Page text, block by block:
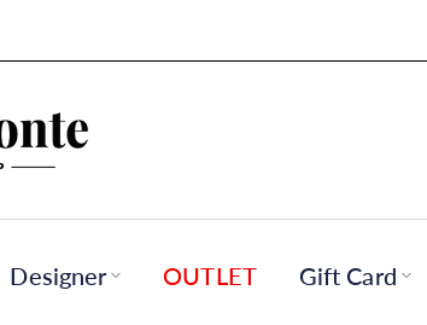
Designer OUTLET Gift Card